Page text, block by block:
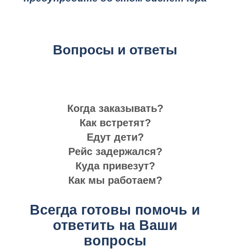
Вопросы и ответы
Когда заказывать?
Как встретят?
Едут дети?
Рейс задержался?
Куда привезут?
Как мы работаем?
Всегда готовы помочь и
ответить на Ваши
вопросы